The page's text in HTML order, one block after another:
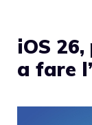
iOS
a fare